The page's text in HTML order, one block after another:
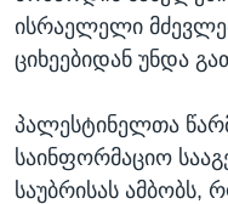
ისრაელელი
ციხეებიდან უნდა
პალესტინელთა
საინფორმაციო
საუბრისას ამბობს,